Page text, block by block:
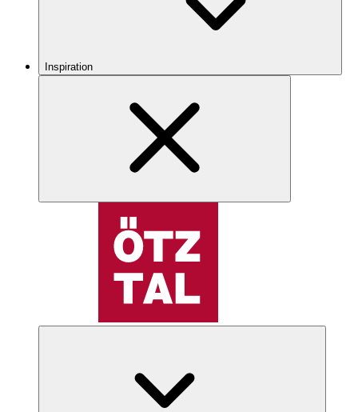
Inspiration